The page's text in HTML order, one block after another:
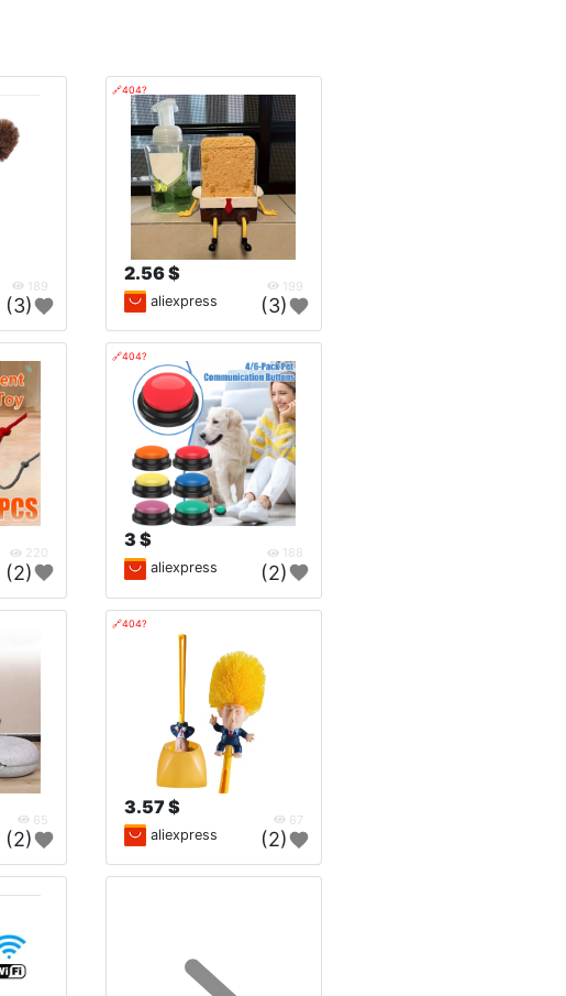
189
(3)
🔗404?
2.56 $
199
aliexpress (3)
220
(2)
🔗404?
3 $
188
aliexpress (2)
65
(2)
🔗404?
3.57 $
67
aliexpress (2)